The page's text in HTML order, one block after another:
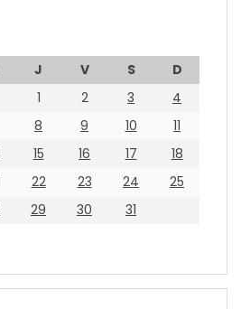
J V S
D
1
2 3
4
8 9 10
11
15 16 17
18
22 23 24
25
29 30
31